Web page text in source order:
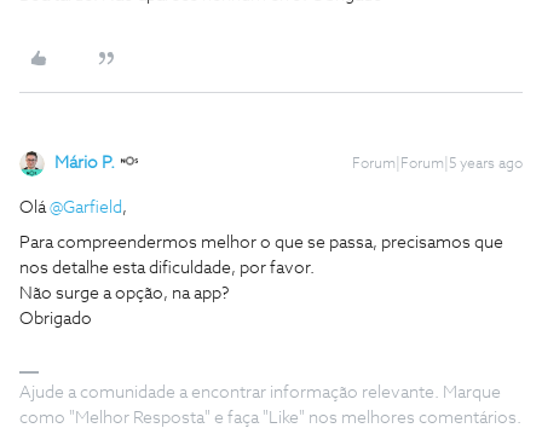
Mário P. Forum|Forum|5 years ago
Olá @Garfield,
Para compreendermos melhor o que se passa, precisamos que
nos detalhe esta dificuldade, por favor.
Não surge a opção, na app?
Obrigado
Ajude a comunidade a encontrar informação relevante. Marque
como "Melhor Resposta" e faça "Like" nos melhores comentários.